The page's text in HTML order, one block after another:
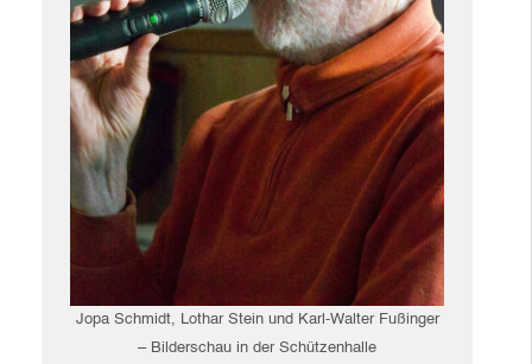
Jopa Schmidt, Lothar Stein und Karl-Walter Fußinger
– Bilderschau in der Schützenhalle